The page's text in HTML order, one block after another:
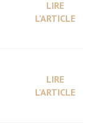
LIRE
L'ARTICLE
LIRE
L'ARTICLE